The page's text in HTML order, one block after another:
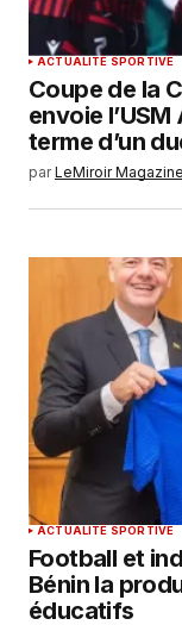
ACTUALITÉ SPORTIVE
Coupe de la
envoie
terme d’un
par LeMiroir Magazine
ACTUALITÉ SPORTIVE
Football et
Bénin la
éducatifs